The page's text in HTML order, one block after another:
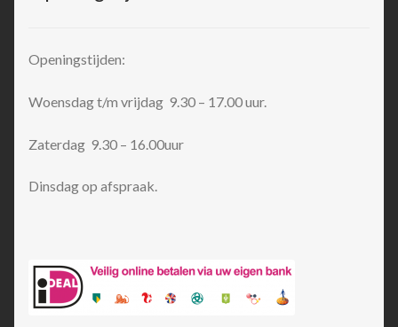
Openingstijden:
Woensdag t/m vrijdag 9.30 – 17.00 uur.
Zaterdag 9.30 – 16.00uur
Dinsdag op afspraak.